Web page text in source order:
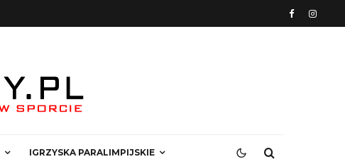
IGRZYSKA PARALIMPIJSKIE